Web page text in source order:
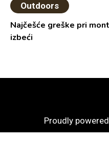
Outdoors
Najčešće greške pri
izbeći
Proudly